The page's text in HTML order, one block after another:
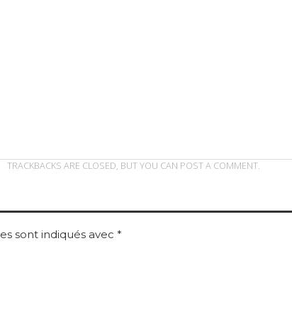
TRACKBACKS ARE CLOSED, BUT YOU CAN POST A COMMENT.
sont indiqués avec *